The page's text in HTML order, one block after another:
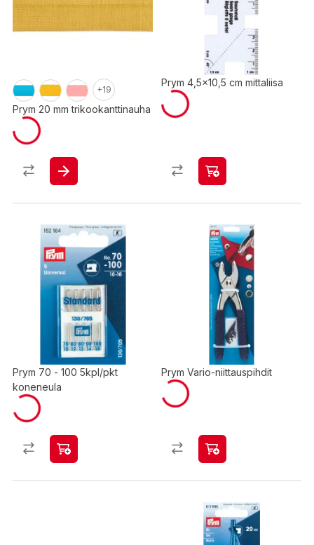
+19
Prym 20 mm trikookanttinauha
Prym 4,5x10,5 cm mittaliisa
Prym 70 - 100 5kpl/pkt
koneneula
Prym Vario-niittauspihdit